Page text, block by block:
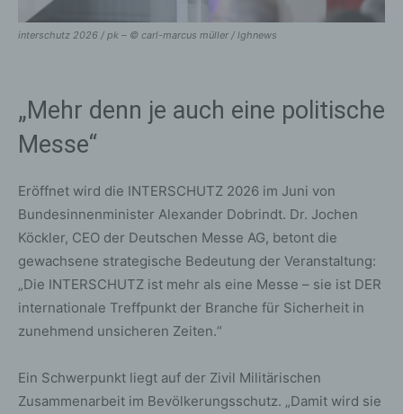
interschutz 2026 / pk – © carl-marcus müller / lghnews
„Mehr denn je auch eine politische
Messe“
Eröffnet wird die INTERSCHUTZ 2026 im Juni von
Bundesinnenminister Alexander Dobrindt. Dr. Jochen
Köckler, CEO der Deutschen Messe AG, betont die
gewachsene strategische Bedeutung der Veranstaltung:
„Die INTERSCHUTZ ist mehr als eine Messe – sie ist DER
internationale Treffpunkt der Branche für Sicherheit in
zunehmend unsicheren Zeiten.“
Ein Schwerpunkt liegt auf der Zivil Militärischen
Zusammenarbeit im Bevölkerungsschutz. „Damit wird sie